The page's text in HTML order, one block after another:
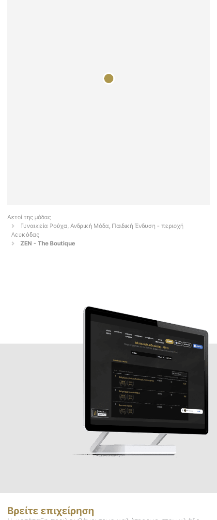
Αετοί της μόδας
Γυναικεία Ρούχα, Ανδρική Μόδα, Παιδική Ένδυση - περιοχή
Λευκάδας
ZEN - The Boutique
Βρείτε επιχείρηση